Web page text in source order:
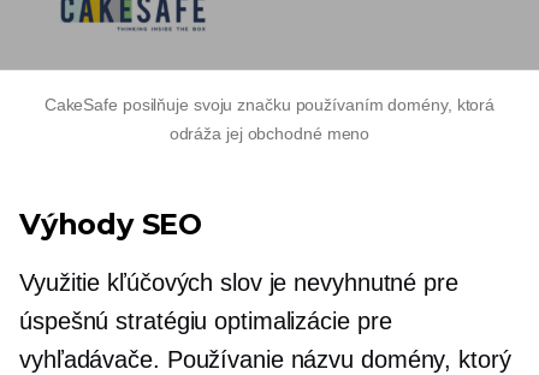
CakeSafe posilňuje svoju značku používaním domény, ktorá
odráža jej obchodné meno
Výhody SEO
Využitie kľúčových slov je nevyhnutné pre
úspešnú stratégiu optimalizácie pre
vyhľadávače. Používanie názvu domény, ktorý